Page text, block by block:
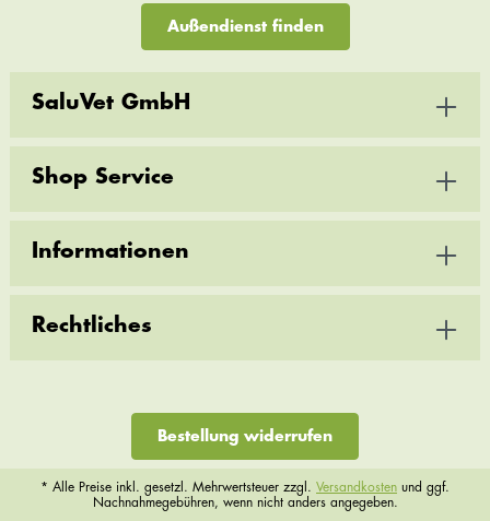
Außendienst finden
SaluVet GmbH
Shop Service
Informationen
Rechtliches
Bestellung widerrufen
* Alle Preise inkl. gesetzl. Mehrwertsteuer zzgl. Versandkosten und ggf.
Nachnahmegebühren, wenn nicht anders angegeben.